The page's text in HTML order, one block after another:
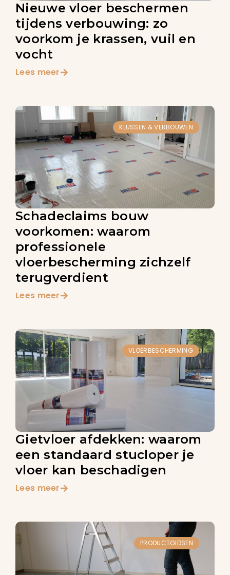
Nieuwe vloer beschermen
tijdens verbouwing: zo
voorkom je krassen, vuil en
vocht
Lees meer
KLUSSEN & VERBOUWEN
Schadeclaims bouw
voorkomen: waarom
professionele
vloerbescherming zichzelf
terugverdient
Lees meer
VLOERBESCHERMING
Gietvloer afdekken: waarom
een standaard stucloper je
vloer kan beschadigen
Lees meer
PRODUCTGIDSEN